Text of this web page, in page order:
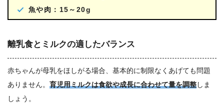
魚や肉：15～20g
離乳食とミルクの適したバランス
赤ちゃんが母乳をほしがる場合、基本的に制限なくあげても問題
ありません。 育児用ミルクは食欲や成長に合わせて量を調整しま
しょう。